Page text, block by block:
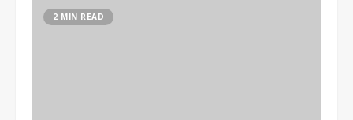
2 MIN READ